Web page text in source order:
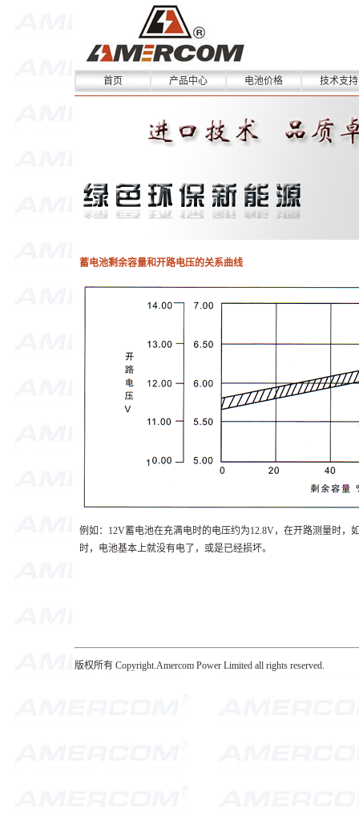
首页 产品中心 电池价格 技术支持
蓄电池剩余容量和开路电压的关系曲线
例如：12V蓄电池在充满电时的电压约为12.8V，在开路测量时，
时，电池基本上就没有电了，或是已经损坏。
版权所有 Copyright.Amercom Power Limited all rights reserved.